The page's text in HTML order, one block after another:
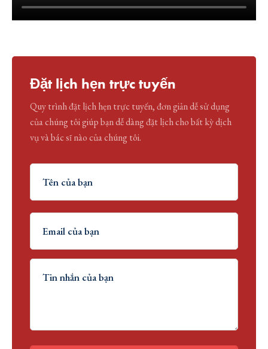
Đặt lịch hẹn trực tuyến
Quy trình đặt lịch hẹn trực tuyến, đơn giản dễ sử dụng
của chúng tôi giúp bạn dễ dàng đặt lịch cho bất kỳ dịch
vụ và bác sĩ nào của chúng tôi.